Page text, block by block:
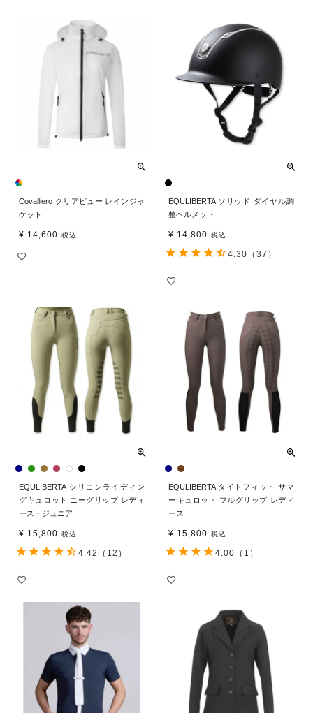
Covalliero クリアビュー レインジャ
ケット
¥ 14,600 税込
EQULIBERTA ソリッド ダイヤル調
整ヘルメット
¥ 14,800 税込
4.30 （37）
EQULIBERTA シリコンライディン
グキュロット ニーグリップ レディ
ース・ジュニア
¥ 15,800 税込
4.42 （12）
EQULIBERTA タイトフィット サマ
ーキュロット フルグリップ レディ
ース
¥ 15,800 税込
4.00 （1）